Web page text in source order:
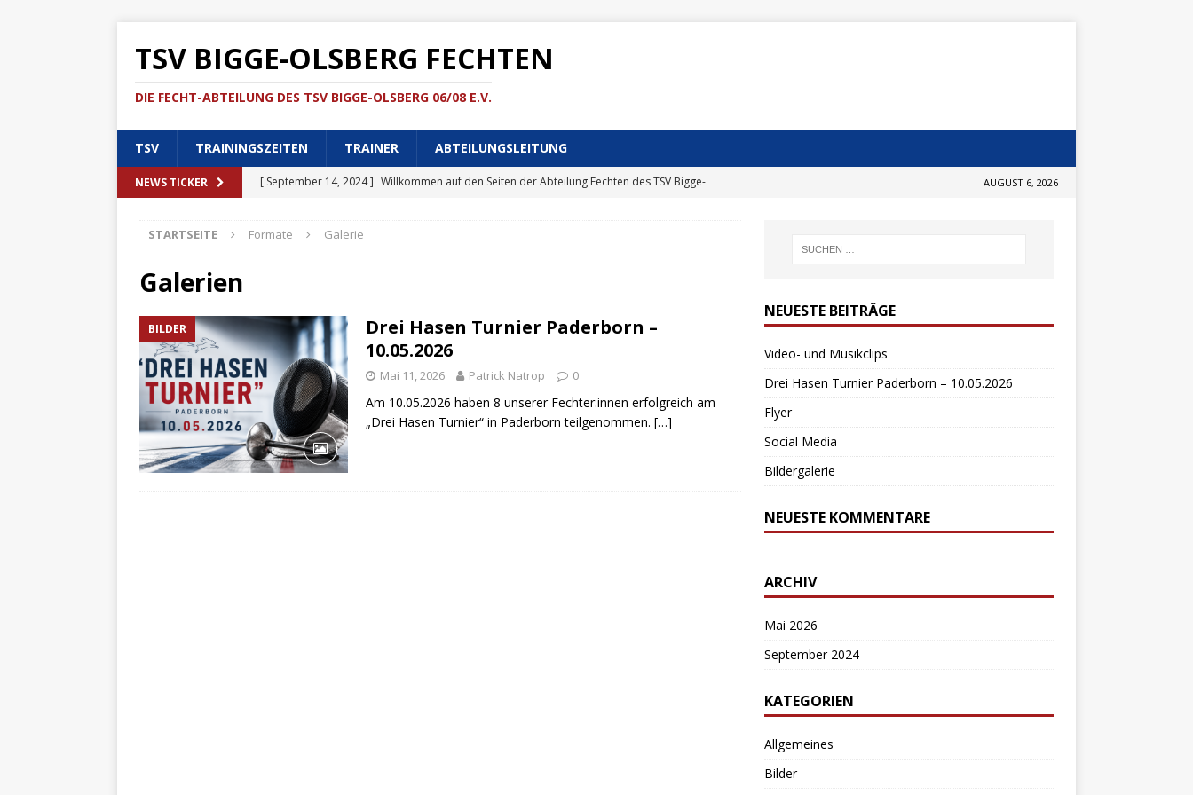
TSV BIGGE-OLSBERG FECHTEN
DIE FECHT-ABTEILUNG DES TSV BIGGE-OLSBERG 06/08 E.V.
TSV TRAININGSZEITEN TRAINER ABTEILUNGSLEITUNG
NEWS TICKER [ September 14, 2024 ] Willkommen auf den Seiten der Abteilung Fechten des TSV Bigge-
[ Mai 11, 2026 ] Video- und Musikclips
[ September 14, 2024 ] Bildergalerie
BILDER
[ Mai 11, 2026 ] Drei Hasen Turnier Paderborn – 10.05.2026
AUGUST 6, 2026
STARTSEITE Formate Galerie
Galerien
BILDER
Drei Hasen Turnier Paderborn –
10.05.2026
Mai 11, 2026 Patrick Natrop 0
Am 10.05.2026 haben 8 unserer Fechter:innen erfolgreich am
„Drei Hasen Turnier“ in Paderborn teilgenommen. […]
NEUESTE BEITRÄGE
Video- und Musikclips
Drei Hasen Turnier Paderborn – 10.05.2026
Flyer
Social Media
Bildergalerie
NEUESTE KOMMENTARE
ARCHIV
Mai 2026
September 2024
KATEGORIEN
Allgemeines
Bilder